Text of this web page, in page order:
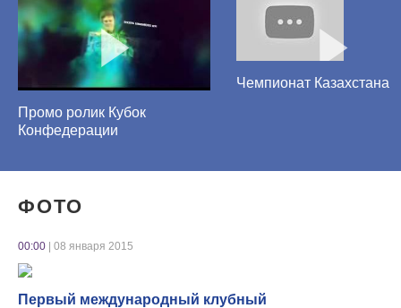
Промо ролик Кубок
Конфедерации
Чемпионат Казахстана
ФОТО
00:00 | 08 января 2015
Первый международный клубный